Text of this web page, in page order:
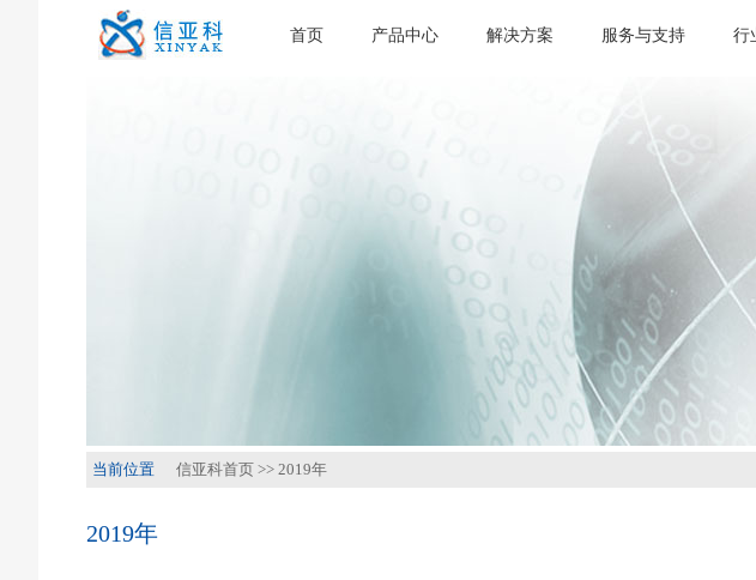
首页 产品中心 解决方案 服务与支持 行
当前位置 信亚科首页 >> 2019年
2019年